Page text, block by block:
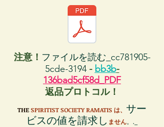
注意！ ファイルを読む_cc781905-
5cde-3194 - bb3b-
136bad5cf58d_PDF
返品プロトコル！
THESPIRITIST SOCIETY RAMATIS は、 サー
ビスの値を請求し ません。._